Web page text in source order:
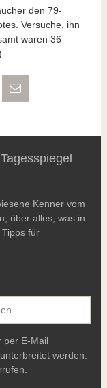
den 79-
Versuche, ihn
waren 36
teilen
Xing teilen
Kenner vom
über alles, was in
für
per E-Mail
werden.